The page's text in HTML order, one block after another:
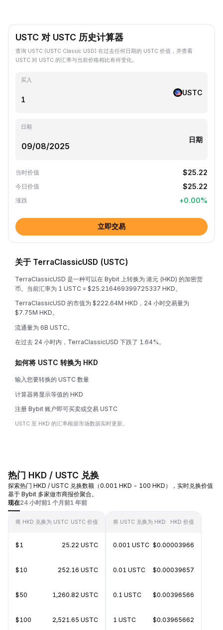
USTC 对 USTC 历史计算器
查询 USTC (USTC Classic USD) 在过去任何日期的 USTC 价值，并查看
USTC 对 USTC 的汇率与当前价格相比有何变化。
买入
USTC
日期
日期
当时价值 $25.22
今日价值 $25.22
涨跌 +0.00%
立即交易
关于 TerraClassicUSD (USTC)
TerraClassicUSD 是一种可以在 Bybit 上转换为 港元 (HKD) 的加密货
币。当前汇率为 1 USTC = $25.216469399725337 HKD。
TerraClassicUSD 的市值为 $222.64M HKD，24 小时交易量为
$7.75M HKD。
流通量为 6B USTC。
在过去 24 小时内，TerraClassicUSD 下跌了 1.64%。
如何将 USTC 转换为 HKD
输入您要转换的 USTC 数量
计算器将显示等值的 HKD
注册 Bybit 账户即可买卖或交易 USTC
USTC 至 HKD 的汇率根据市场数据实时更新。
热门 HKD / USTC 兑换
探索热门 HKD / USTC 兑换数额（0.001 HKD - 100 HKD），实时兑换价值
基于 Bybit 多家做市商报价聚合。
现在24 小时前1 个月前1 年前
将 HKD 兑换为 USTC USTC 价值
$1 25.22 USTC
$10 252.16 USTC
$50 1,260.82 USTC
$100 2,521.65 USTC
将 USTC 兑换为 HKD HKD 价值
0.001 USTC $0.00003966
0.01 USTC $0.00039657
0.1 USTC $0.00396566
1 USTC $0.03965662